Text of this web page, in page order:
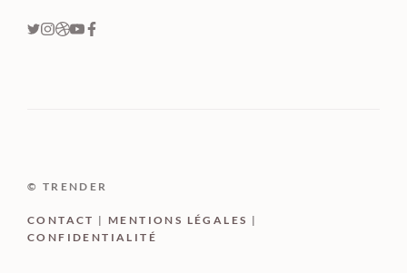
© TRENDER
CONTACT | MENTIONS LÉGALES |
CONFIDENTIALITÉ